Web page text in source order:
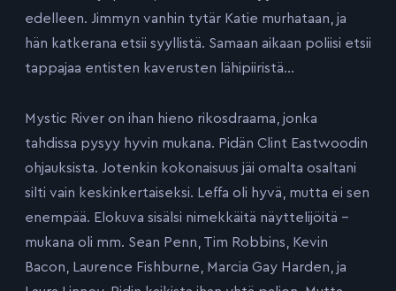
edelleen. Jimmyn vanhin tytär Katie murhataan, ja
hän katkerana etsii syyllistä. Samaan aikaan poliisi etsii
tappajaa entisten kaverusten lähipiiristä…
Mystic River on ihan hieno rikosdraama, jonka
tahdissa pysyy hyvin mukana. Pidän Clint Eastwoodin
ohjauksista. Jotenkin kokonaisuus jäi omalta osaltani
silti vain keskinkertaiseksi. Leffa oli hyvä, mutta ei sen
enempää. Elokuva sisälsi nimekkäitä näyttelijöitä –
mukana oli mm. Sean Penn, Tim Robbins, Kevin
Bacon, Laurence Fishburne, Marcia Gay Harden, ja